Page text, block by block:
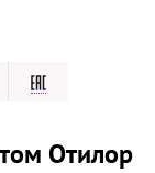
Отилор